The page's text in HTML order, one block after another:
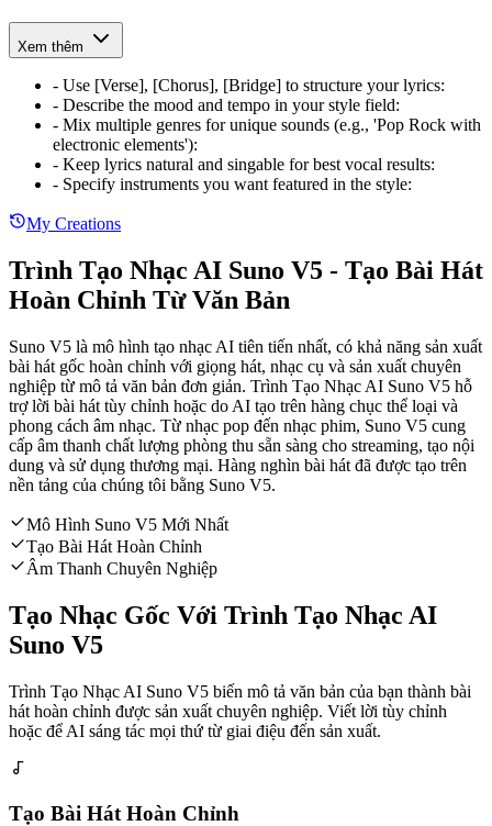
Xem thêm
- Use [Verse], [Chorus], [Bridge] to structure your lyrics:
- Describe the mood and tempo in your style field:
- Mix multiple genres for unique sounds (e.g., 'Pop Rock with
electronic elements'):
- Keep lyrics natural and singable for best vocal results:
- Specify instruments you want featured in the style:
My Creations
Trình Tạo Nhạc AI Suno V5 - Tạo Bài Hát
Hoàn Chỉnh Từ Văn Bản
Suno V5 là mô hình tạo nhạc AI tiên tiến nhất, có khả năng sản xuất
bài hát gốc hoàn chỉnh với giọng hát, nhạc cụ và sản xuất chuyên
nghiệp từ mô tả văn bản đơn giản. Trình Tạo Nhạc AI Suno V5 hỗ
trợ lời bài hát tùy chỉnh hoặc do AI tạo trên hàng chục thể loại và
phong cách âm nhạc. Từ nhạc pop đến nhạc phim, Suno V5 cung
cấp âm thanh chất lượng phòng thu sẵn sàng cho streaming, tạo nội
dung và sử dụng thương mại. Hàng nghìn bài hát đã được tạo trên
nền tảng của chúng tôi bằng Suno V5.
Mô Hình Suno V5 Mới Nhất
Tạo Bài Hát Hoàn Chỉnh
Âm Thanh Chuyên Nghiệp
Tạo Nhạc Gốc Với Trình Tạo Nhạc AI
Suno V5
Trình Tạo Nhạc AI Suno V5 biến mô tả văn bản của bạn thành bài
hát hoàn chỉnh được sản xuất chuyên nghiệp. Viết lời tùy chỉnh
hoặc để AI sáng tác mọi thứ từ giai điệu đến sản xuất.
Tạo Bài Hát Hoàn Chỉnh